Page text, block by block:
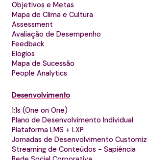
Objetivos e Metas
Mapa de Clima e Cultura
Assessment
Avaliação de Desempenho
Feedback
Elogios
Mapa de Sucessão
People Analytics
Desenvolvimento
1:1s (One on One)
Plano de Desenvolvimento Individual
Plataforma LMS + LXP
Jornadas de Desenvolvimento
Streaming de Conteúdos - Sapiência